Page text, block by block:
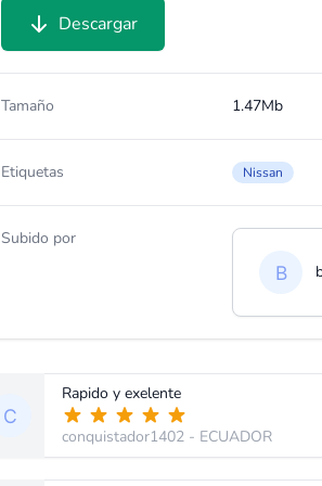
Descargar
Tamaño 1.47Mb
Etiquetas Nissan
Subido por
Rapido y exelente
conquistador1402 - ECUADOR